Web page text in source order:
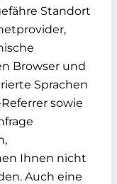
Standort
Browser und
Sprachen
sowie
Ihnen nicht
Auch eine